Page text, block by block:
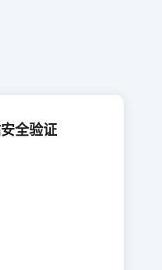
全验证